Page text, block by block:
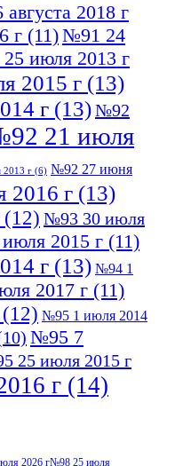
2018 г
г (11)№91 24
июля 2013 г
2015 г (13)
г (13)№92
21 июля
г (6) №92 27 июня
2016 г (13)
(12) №93 30 июля
2015 г (11)
г (13) №94 1
2017 г (11)
(12) №95 1 июля 2014
№95 7
25 июля 2015 г
г (14)
августа 2012
2026 г№98 25 июля